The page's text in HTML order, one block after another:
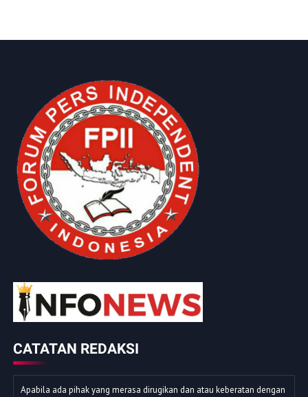
CATATAN REDAKSI
Apabila ada pihak yang merasa dirugikan dan atau keberatan dengan